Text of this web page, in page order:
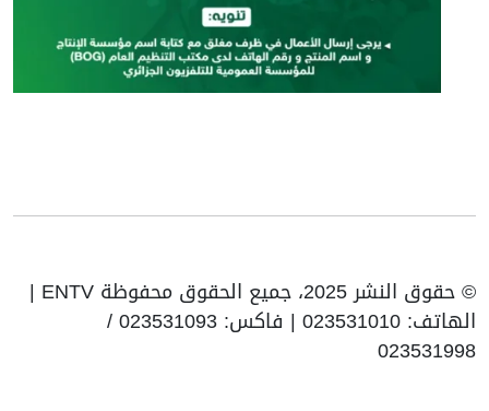
© حقوق النشر 2025، جميع الحقوق محفوظة ENTV |
الهاتف: 023531010 | فاكس: 023531093 /
023531998